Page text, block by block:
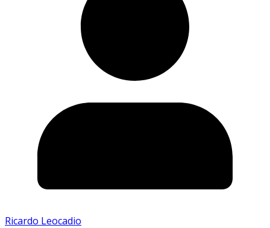
Ricardo Leocadio